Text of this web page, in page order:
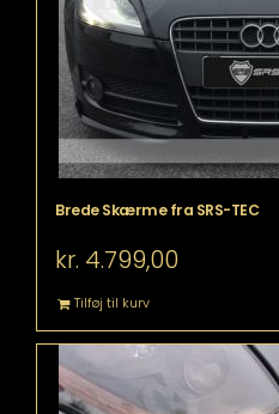
Brede Skærme fra SRS-TEC
kr. 4.799,00
Tilføj til kurv